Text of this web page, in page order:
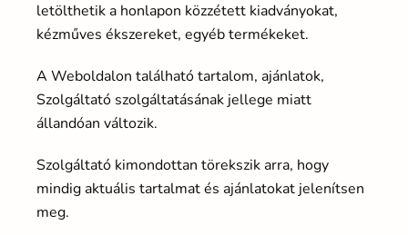
letölthetik a honlapon közzétett kiadványokat,
kézműves ékszereket, egyéb termékeket.
A Weboldalon található tartalom, ajánlatok,
Szolgáltató szolgáltatásának jellege miatt
állandóan változik.
Szolgáltató kimondottan törekszik arra, hogy
mindig aktuális tartalmat és ajánlatokat jelenítsen
meg.